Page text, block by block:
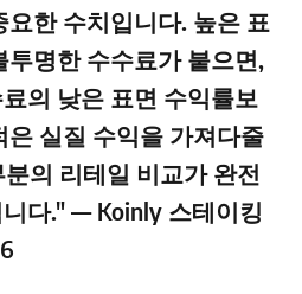
한 수치입니다. 높은 표
투명한 수수료가 붙으면,
의 낮은 표면 수익률보
은 실질 수익을 가져다줄
의 리테일 비교가 완전
니다." — Koinly 스테이킹